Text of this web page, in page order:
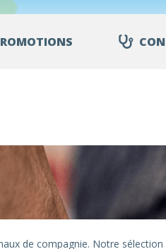
de compagnie. Notre